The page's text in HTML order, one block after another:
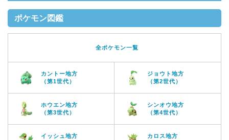
ポケモン図鑑
全ポケモン一覧
カントー地方
（第1世代）
ジョウト地方
（第2世代）
ホウエン地方
（第3世代）
シンオウ地方
（第4世代）
イッシュ地方
カロス地方